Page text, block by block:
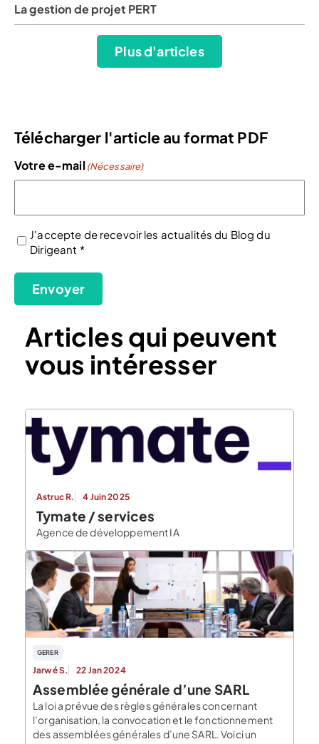
La gestion de projet PERT
Plus d'articles
Télécharger l'article au format PDF
Votre e-mail (Nécessaire)
(Nécessaire)
J'accepte de recevoir les actualités du Blog du
Dirigeant *
Envoyer
Articles qui peuvent
vous intéresser
Astruc R. 4 Juin 2025
Tymate / services
Agence de développement IA
GERER
Jarwé S. 22 Jan 2024
Assemblée générale d’une SARL
La loi a prévue des règles générales concernant
l’organisation, la convocation et le fonctionnement
des assemblées générales d’une SARL. Voici un